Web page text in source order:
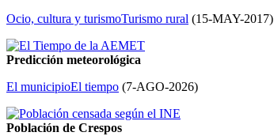
Ocio, cultura y turismoTurismo rural (15-MAY-2017)
Predicción meteorológica
El municipioEl tiempo (7-AGO-2026)
Población de Crespos